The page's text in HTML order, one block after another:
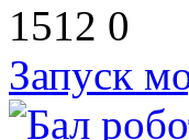
1512 0
Запуск